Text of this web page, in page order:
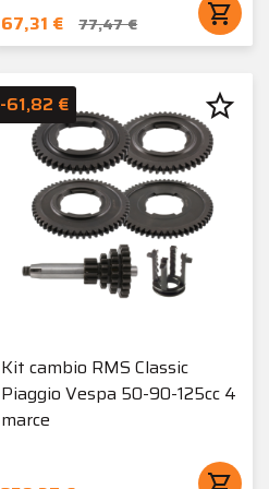
67,31 € 77,47 € shopping_cart
Kit cambio RMS Classic
Piaggio Vespa 50-90-125cc 4
marce
-61,82 € star_border